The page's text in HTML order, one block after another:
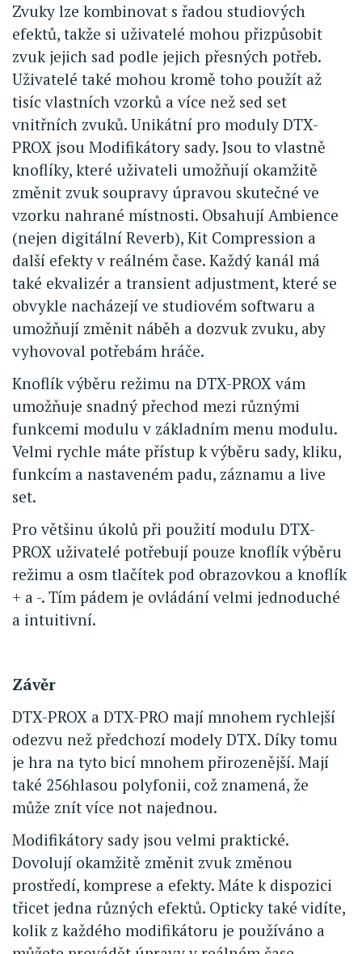
Zvuky lze kombinovat s řadou studiových
efektů, takže si uživatelé mohou přizpůsobit
zvuk jejich sad podle jejich přesných potřeb.
Uživatelé také mohou kromě toho použít až
tisíc vlastních vzorků a více než sed set
vnitřních zvuků. Unikátní pro moduly DTX-
PROX jsou Modifikátory sady. Jsou to vlastně
knoflíky, které uživateli umožňují okamžitě
změnit zvuk soupravy úpravou skutečné ve
vzorku nahrané místnosti. Obsahují Ambience
(nejen digitální Reverb), Kit Compression a
další efekty v reálném čase. Každý kanál má
také ekvalizér a transient adjustment, které se
obvykle nacházejí ve studiovém softwaru a
umožňují změnit náběh a dozvuk zvuku, aby
vyhovoval potřebám hráče.
Knoflík výběru režimu na DTX-PROX vám
umožňuje snadný přechod mezi různými
funkcemi modulu v základním menu modulu.
Velmi rychle máte přístup k výběru sady, kliku,
funkcím a nastaveném padu, záznamu a live
set.
Pro většinu úkolů při použití modulu DTX-
PROX uživatelé potřebují pouze knoflík výběru
režimu a osm tlačítek pod obrazovkou a knoflík
+ a -. Tím pádem je ovládání velmi jednoduché
a intuitivní.
Závěr
DTX-PROX a DTX-PRO mají mnohem rychlejší
odezvu než předchozí modely DTX. Díky tomu
je hra na tyto bicí mnohem přirozenější. Mají
také 256hlasou polyfonii, což znamená, že
může znít více not najednou.
Modifikátory sady jsou velmi praktické.
Dovolují okamžitě změnit zvuk změnou
prostředí, komprese a efekty. Máte k dispozici
třicet jedna různých efektů. Opticky také vidíte,
kolik z každého modifikátoru je používáno a